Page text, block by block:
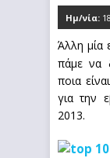
Ημ/νία:
Άλλη μία
πάμε να
ποια
για την
2013.